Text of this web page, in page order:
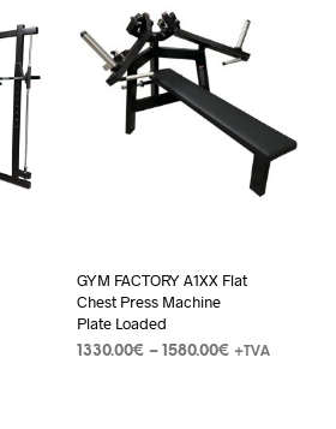
GYM FACTORY A1XX Flat
Chest Press Machine
Plate Loaded
1330.00€ – 1580.00€ +TVA